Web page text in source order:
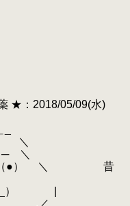
★：2018/05/09(水)
） ＼ 昔
|